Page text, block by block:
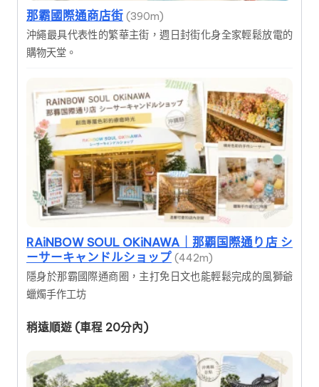
那霸國際通商店街 (390m)
沖繩最具代表性的繁華主街，週日封街化身全家輕鬆放電的
購物天堂。
RAiNBOW SOUL OKiNAWA｜那覇国際通り店 シ
ーサーキャンドルショップ (442m)
隱身於那霸國際通商圈，主打免日文也能輕鬆完成的風獅爺
蠟燭手作工坊
稍遠順遊 (車程 20分內)